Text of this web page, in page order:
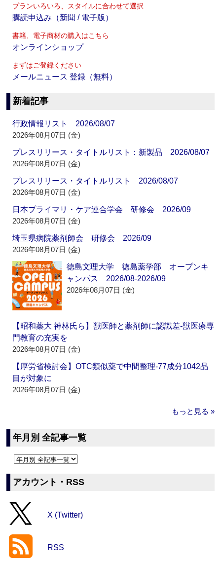
プランいろいろ、スタイルに合わせて選択
購読申込み（新聞 / 電子版）
書籍、電子商材の購入はこちら
オンラインショップ
まずはご登録ください
メールニュース 登録（無料）
新着記事
行政情報リスト 2026/08/07
2026年08月07日 (金)
プレスリリース・タイトルリスト：新製品 2026/08/07
2026年08月07日 (金)
プレスリリース・タイトルリスト 2026/08/07
2026年08月07日 (金)
日本プライマリ・ケア連合学会 研修会 2026/09
2026年08月07日 (金)
埼玉県病院薬剤師会 研修会 2026/09
2026年08月07日 (金)
徳島文理大学 徳島薬学部 オープンキ
ャンパス 2026/08-2026/09
2026年08月07日 (金)
【昭和薬大 神林氏ら】獣医師と薬剤師に認識差‐獣医療専
門教育の充実を
2026年08月07日 (金)
【厚労省検討会】OTC類似薬で中間整理‐77成分1042品
目が対象に
2026年08月07日 (金)
もっと見る »
年月別 全記事一覧
アカウント・RSS
X (Twitter)
RSS